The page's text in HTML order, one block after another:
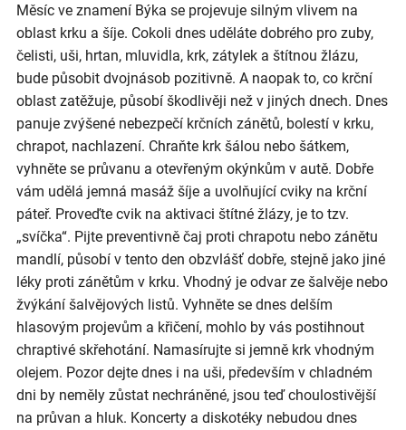
Měsíc ve znamení Býka se projevuje silným vlivem na
oblast krku a šíje. Cokoli dnes uděláte dobrého pro zuby,
čelisti, uši, hrtan, mluvidla, krk, zátylek a štítnou žlázu,
bude působit dvojnásob pozitivně. A naopak to, co krční
oblast zatěžuje, působí škodlivěji než v jiných dnech. Dnes
panuje zvýšené nebezpečí krčních zánětů, bolestí v krku,
chrapot, nachlazení. Chraňte krk šálou nebo šátkem,
vyhněte se průvanu a otevřeným okýnkům v autě. Dobře
vám udělá jemná masáž šíje a uvolňující cviky na krční
páteř. Proveďte cvik na aktivaci štítné žlázy, je to tzv.
„svíčka“. Pijte preventivně čaj proti chrapotu nebo zánětu
mandlí, působí v tento den obzvlášť dobře, stejně jako jiné
léky proti zánětům v krku. Vhodný je odvar ze šalvěje nebo
žvýkání šalvějových listů. Vyhněte se dnes delším
hlasovým projevům a křičení, mohlo by vás postihnout
chraptivé skřehotání. Namasírujte si jemně krk vhodným
olejem. Pozor dejte dnes i na uši, především v chladném
dni by neměly zůstat nechráněné, jsou teď choulostivější
na průvan a hluk. Koncerty a diskotéky nebudou dnes